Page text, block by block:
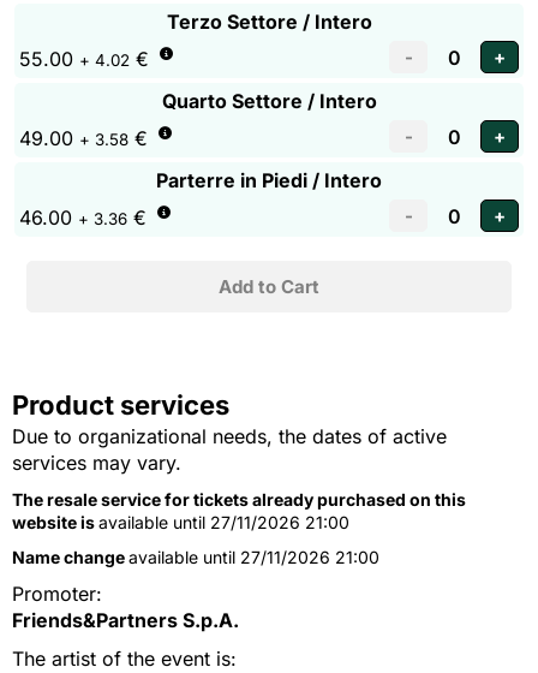
Terzo Settore / Intero
55.00 + 4.02 €
Quarto Settore / Intero
49.00 + 3.58 €
Parterre in Piedi / Intero
46.00 + 3.36 €
Product services
Due to organizational needs, the dates of active
services may vary.
The resale service for tickets already purchased on this
website isavailable until 27/11/2026 21:00
Name changeavailable until 27/11/2026 21:00
Promoter:
Friends&Partners S.p.A.
The artist of the event is: